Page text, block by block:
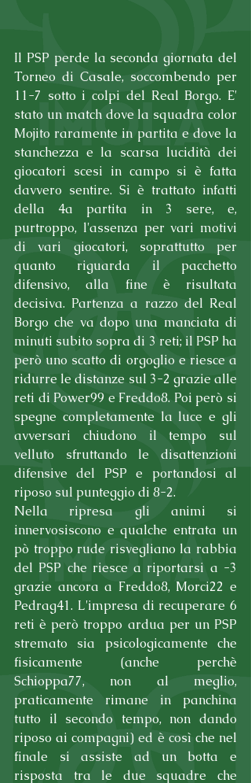
Il PSP perde la seconda giornata del
Torneo di Casale, soccombendo per
11-7 sotto i colpi del Real Borgo. E'
stato un match dove la squadra color
Mojito raramente in partita e dove la
stanchezza e la scarsa lucidità dei
giocatori scesi in campo si è fatta
davvero sentire. Si è trattato infatti
della 4a partita in 3 sere, e,
purtroppo, l'assenza per vari motivi
di vari giocatori, soprattutto per
quanto riguarda il pacchetto
difensivo, alla fine è risultata
decisiva. Partenza a razzo del Real
Borgo che va dopo una manciata di
minuti subito sopra di 3 reti; il PSP ha
però uno scatto di orgoglio e riesce a
ridurre le distanze sul 3-2 grazie alle
reti di Power99 e Freddo8. Poi però si
spegne completamente la luce e gli
avversari chiudono il tempo sul
velluto sfruttando le disattenzioni
difensive del PSP e portandosi al
riposo sul punteggio di 8-2.
Nella ripresa gli animi si
innervosiscono e qualche entrata un
pò troppo rude risvegliano la rabbia
del PSP che riesce a riportarsi a -3
grazie ancora a Freddo8, Morci22 e
Pedrag41. L'impresa di recuperare 6
reti è però troppo ardua per un PSP
stremato sia psicologicamente che
fisicamente (anche perchè
Schioppa77, non al meglio,
praticamente rimane in panchina
tutto il secondo tempo, non dando
riposo ai compagni) ed è così che nel
finale si assiste ad un botta e
risposta tra le due squadre che